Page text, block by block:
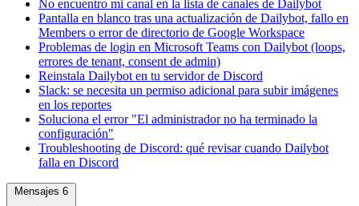
No encuentro mi canal en la lista de canales de Dailybot
Pantalla en blanco tras una actualización de Dailybot, fallo en
Members o error de directorio de Google Workspace
Problemas de login en Microsoft Teams con Dailybot (loops,
errores de tenant, consent de admin)
Reinstala Dailybot en tu servidor de Discord
Slack: se necesita un permiso adicional para subir imágenes
en los reportes
Soluciona el error "El administrador no ha terminado la
configuración"
Troubleshooting de Discord: qué revisar cuando Dailybot
falla en Discord
Mensajes 6